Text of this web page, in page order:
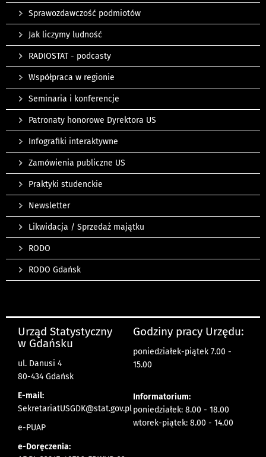
Sprawozdawczość podmiotów
Jak liczymy ludność
RADIOSTAT - podcasty
Współpraca w regionie
Seminaria i konferencje
Patronaty honorowe Dyrektora US
Infografiki interaktywne
Zamówienia publiczne US
Praktyki studenckie
Newsletter
Likwidacja / Sprzedaż majątku
RODO
RODO Gdańsk
Urząd Statystyczny
w Gdańsku
ul. Danusi 4
80-434 Gdańsk
E-mail:
SekretariatUSGDK@stat.gov.pl
e-PUAP
e-Doręczenia:
Godziny pracy Urzędu:
poniedziałek-piątek 7.00 -
15.00
Informatorium:
poniedziałek: 8.00 - 18.00
wtorek-piątek: 8.00 - 14.00